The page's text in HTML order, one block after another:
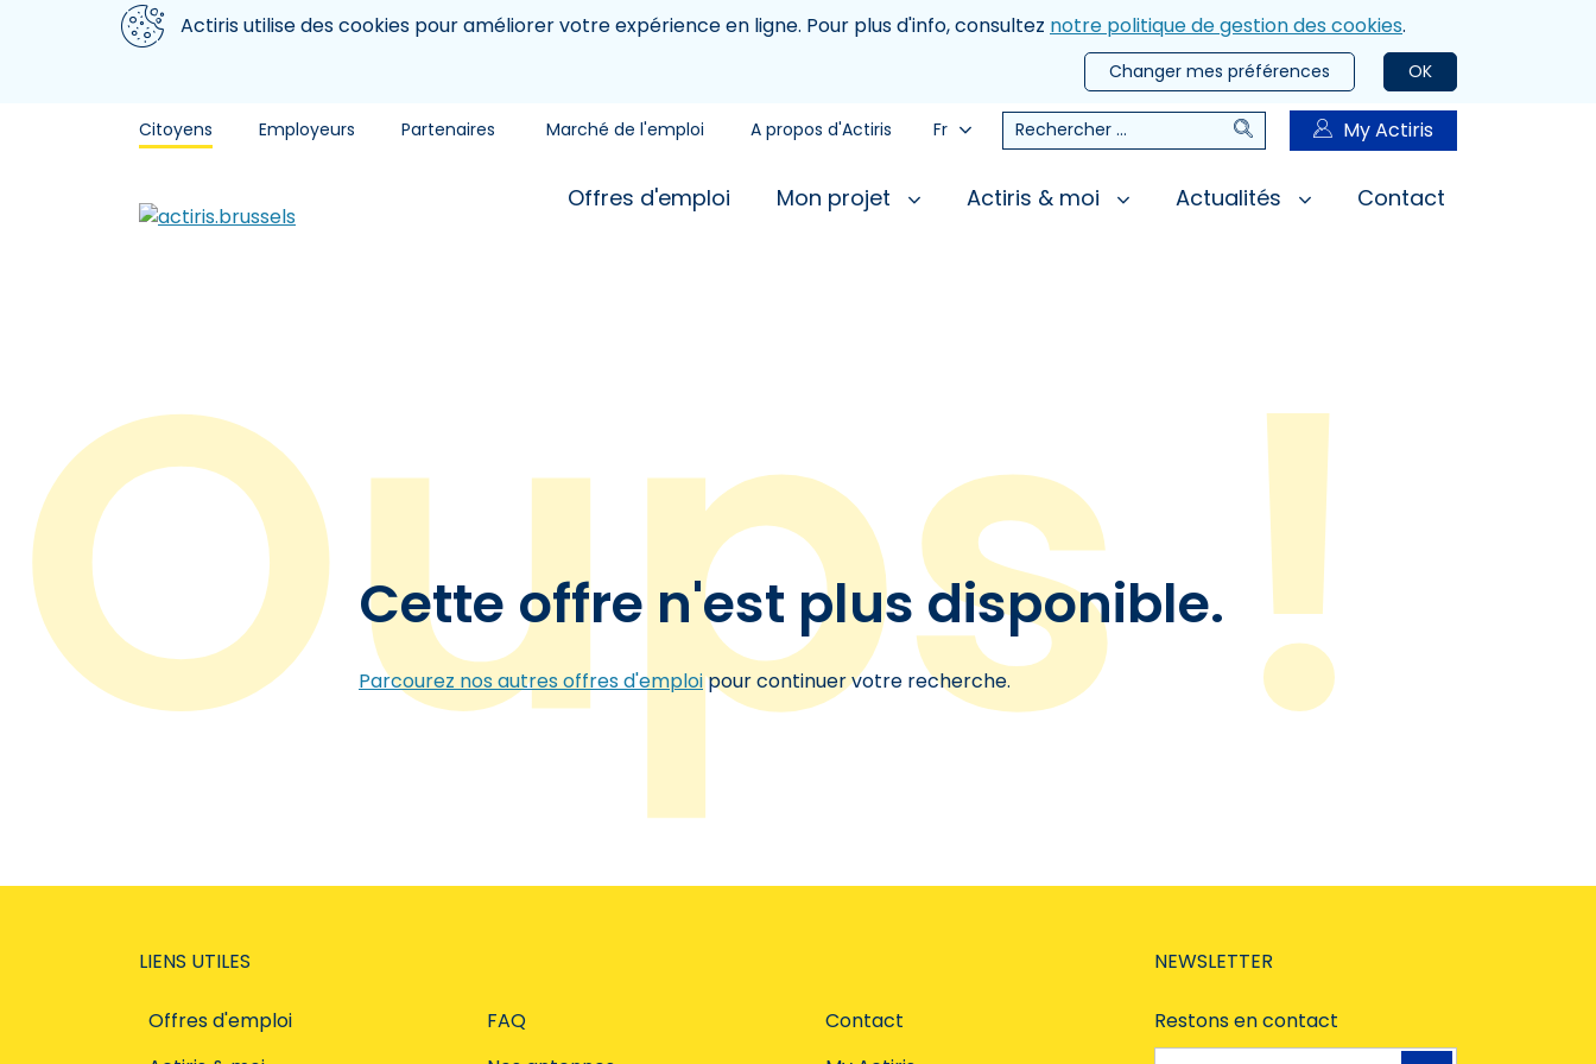
Aller au contenu principal
Nous utilisons des cookiesActiris utilise des cookies pour améliorer votre expérience en ligne. Pour plus d'info, consultez notre politique de gestion des cookies.
OK
Changer mes préférences
Citoyens Employeurs Partenaires Marché de l'emploi A propos d'Actiris Fr Rechercher RechercherMy Actiris
Offres d'emploi Mon projet Actiris & moi Actualités Contact
Cette offre n'est plus disponible.
Parcourez nos autres offres d'emploipour continuer votre recherche.
LIENS UTILES
Offres d'emploi
FAQ
Contact
NEWSLETTER
Restons en contact